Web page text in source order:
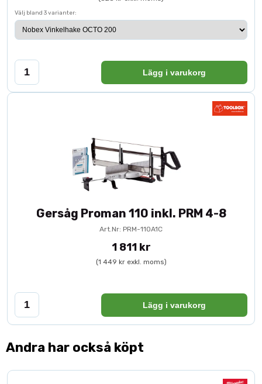
Välj bland 3 varianter:
Lägg i varukorg
Gersåg Proman 110 inkl. PRM 4-8
Art.Nr: PRM-110A1C
1 811 kr
(1 449 kr exkl. moms)
Lägg i varukorg
Andra har också köpt